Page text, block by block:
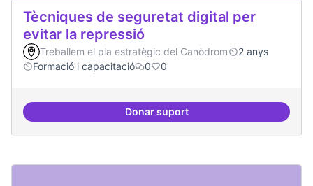
Tècniques de seguretat digital per
evitar la repressió
Treballem el pla estratègic del Canòdrom
2 anys
Formació i capacitació
0 0
Donar suportTècniques de seguretat digital